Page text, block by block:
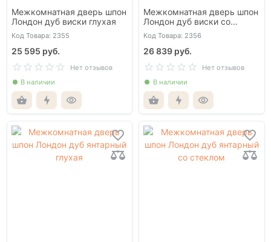
Межкомнатная дверь шпон
Лондон дуб виски глухая
Код Товара: 2355
25 595 руб.
Нет отзывов
В наличии
Межкомнатная дверь шпон
Лондон дуб виски со
стеклом
Код Товара: 2356
26 839 руб.
Нет отзывов
В наличии